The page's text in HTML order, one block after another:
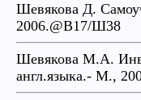
Шевякова Д.
2006.@В17/Ш38
Шевякова М.А.
англ.языка.- М.,